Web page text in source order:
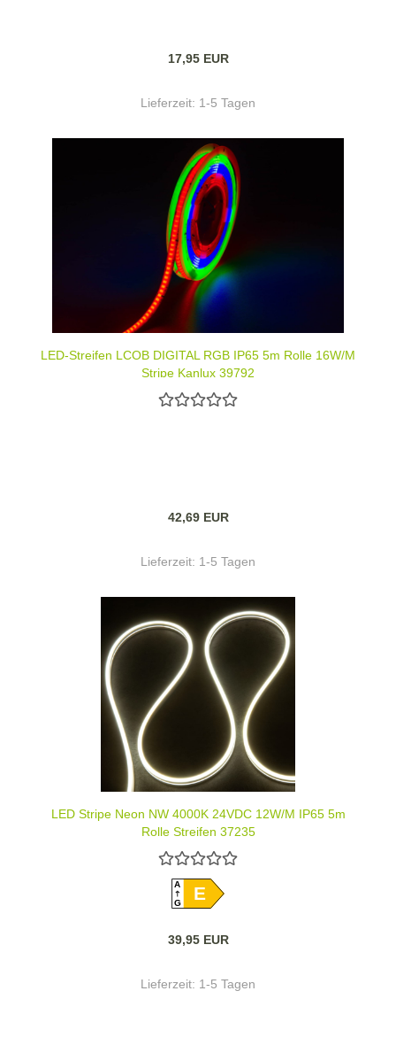
17,95 EUR
Lieferzeit: 1-5 Tagen
LED-Streifen LCOB DIGITAL RGB IP65 5m Rolle 16W/M
Stripe Kanlux 39792
42,69 EUR
Lieferzeit: 1-5 Tagen
LED Stripe Neon NW 4000K 24VDC 12W/M IP65 5m
Rolle Streifen 37235
A
GE
39,95 EUR
Lieferzeit: 1-5 Tagen